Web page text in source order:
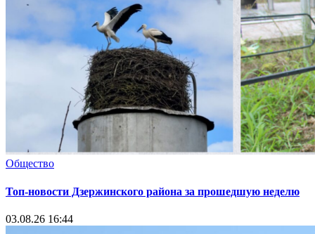
Общество
Топ-новости Дзержинского района за прошедшую неделю
03.08.26 16:44